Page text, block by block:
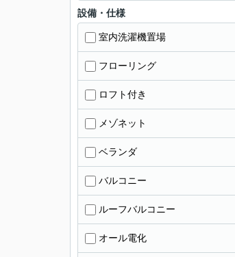
設備・仕様
室内洗濯機置場
フローリング
ロフト付き
メゾネット
ベランダ
バルコニー
ルーフバルコニー
オール電化